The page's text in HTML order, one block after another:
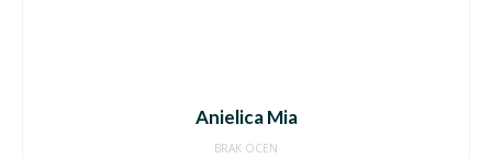
Anielica Mia
BRAK OCEN